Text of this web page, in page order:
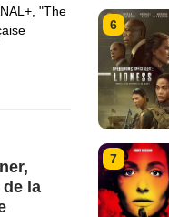
"The
la
6
7